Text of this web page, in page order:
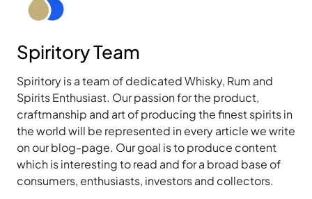
Spiritory Team
Spiritory is a team of dedicated Whisky, Rum and
Spirits Enthusiast. Our passion for the product,
craftmanship and art of producing the finest spirits in
the world will be represented in every article we write
on our blog-page. Our goal is to produce content
which is interesting to read and for a broad base of
consumers, enthusiasts, investors and collectors.